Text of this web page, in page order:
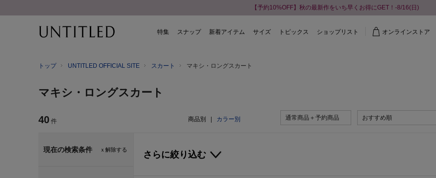
【予約10%OFF】秋の最新作をいち早くお得にGET！-8/16(日)
特集 スナップ 新着アイテム サイズ トピックス ショップリスト オンラインストア
トップ UNTITLED OFFICIAL SITE スカート マキシ・ロングスカート
マキシ・ロングスカート
40 件 商品別 カラー別 通常商品＋予約商品 おすすめ順
ｘ解除する
現在の検索条件 さらに絞り込む